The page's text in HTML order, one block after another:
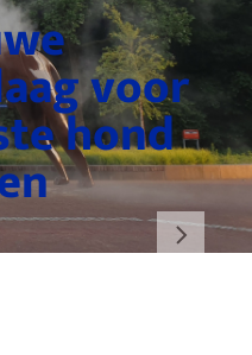
voor
hond